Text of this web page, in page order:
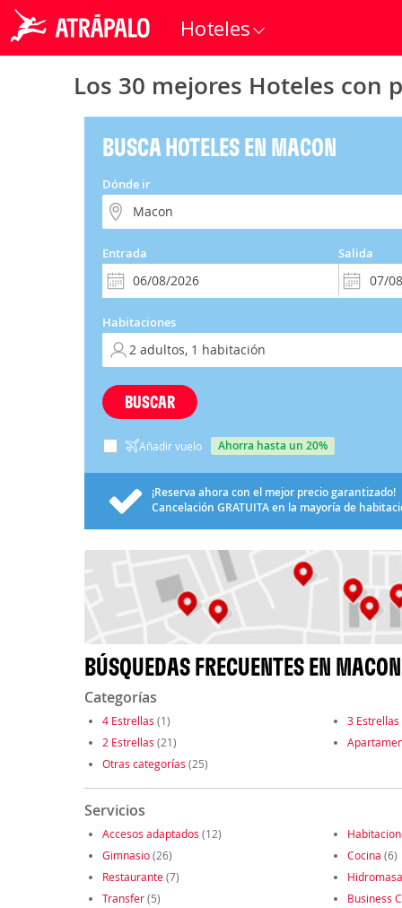
Hoteles
Los 30 mejores Hoteles con
BUSCA HOTELES EN MACON
Dónde ir
Entrada Salida
Habitaciones
BUSCAR
Añadir vuelo ahorra hasta un 20%
¡Reserva ahora con el mejor precio garantizado!
Cancelación GRATUITAen la mayoría de
BÚSQUEDAS FRECUENTES EN MACON
Categorías
4 Estrellas (1) 3 Estrellas
2 Estrellas (21)
Otras categorías (25)
Servicios
Accesos adaptados (12)
Gimnasio(26) Cocina (6)
Restaurante(7)
Transfer(5) Business